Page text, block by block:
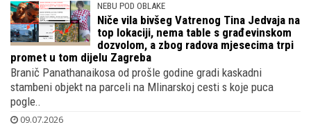
NEBU POD OBLAKE
Niče vila bivšeg Vatrenog Tina Jedvaja na
top lokaciji, nema table s građevinskom
dozvolom, a zbog radova mjesecima trpi
promet u tom dijelu Zagreba
Branič Panathanaikosa od prošle godine gradi kaskadni
stambeni objekt na parceli na Mlinarskoj cesti s koje puca
pogle..
09.07.2026